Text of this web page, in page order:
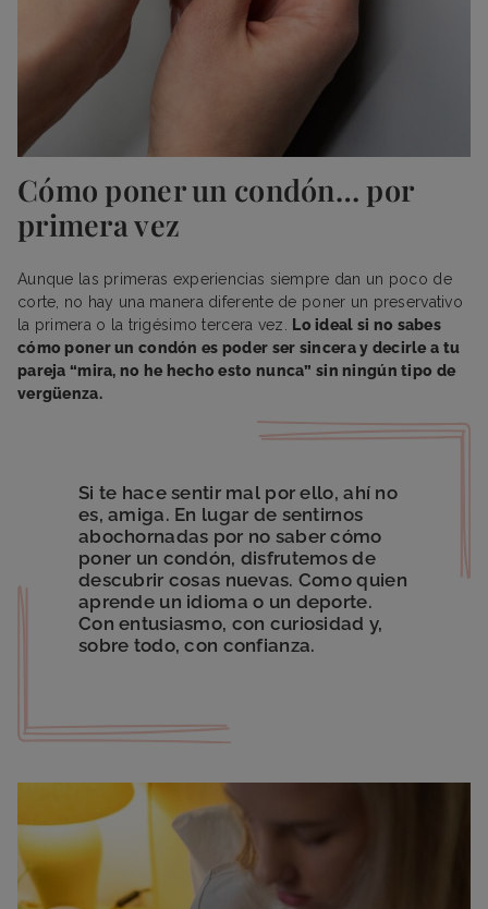
Cómo poner un condón… por
primera vez
Aunque las primeras experiencias siempre dan un poco de
corte, no hay una manera diferente de poner un preservativo
la primera o la trigésimo tercera vez.
Lo ideal si no sabes
cómo poner un condón es poder ser sincera y decirle a tu
pareja “mira, no he hecho esto nunca” sin ningún tipo de
vergüenza.
Si te hace sentir mal por ello, ahí no
es, amiga. En lugar de sentirnos
abochornadas por no saber cómo
poner un condón, disfrutemos de
descubrir cosas nuevas. Como quien
aprende un idioma o un deporte.
Con entusiasmo, con curiosidad y,
sobre todo, con confianza.